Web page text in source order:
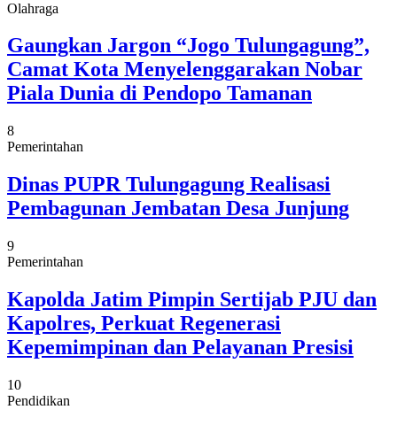
Olahraga
Gaungkan Jargon “Jogo Tulungagung”,
Camat Kota Menyelenggarakan Nobar
Piala Dunia di Pendopo Tamanan
8
Pemerintahan
Dinas PUPR Tulungagung Realisasi
Pembagunan Jembatan Desa Junjung
9
Pemerintahan
Kapolda Jatim Pimpin Sertijab PJU dan
Kapolres, Perkuat Regenerasi
Kepemimpinan dan Pelayanan Presisi
10
Pendidikan